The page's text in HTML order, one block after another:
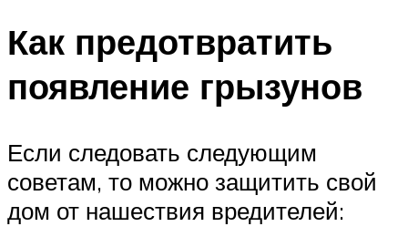
Как предотвратить
появление грызунов
Если следовать следующим
советам, то можно защитить свой
дом от нашествия вредителей: